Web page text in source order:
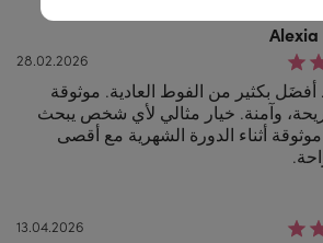
28.02.2026
بكثير من الفوط العادية. موثوقة
وآمنة. خيار مثالي لأي شخص يبحث
أثناء الدورة الشهرية مع أقصى
13.04.2026